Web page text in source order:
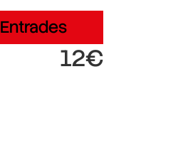
Entrades
12€